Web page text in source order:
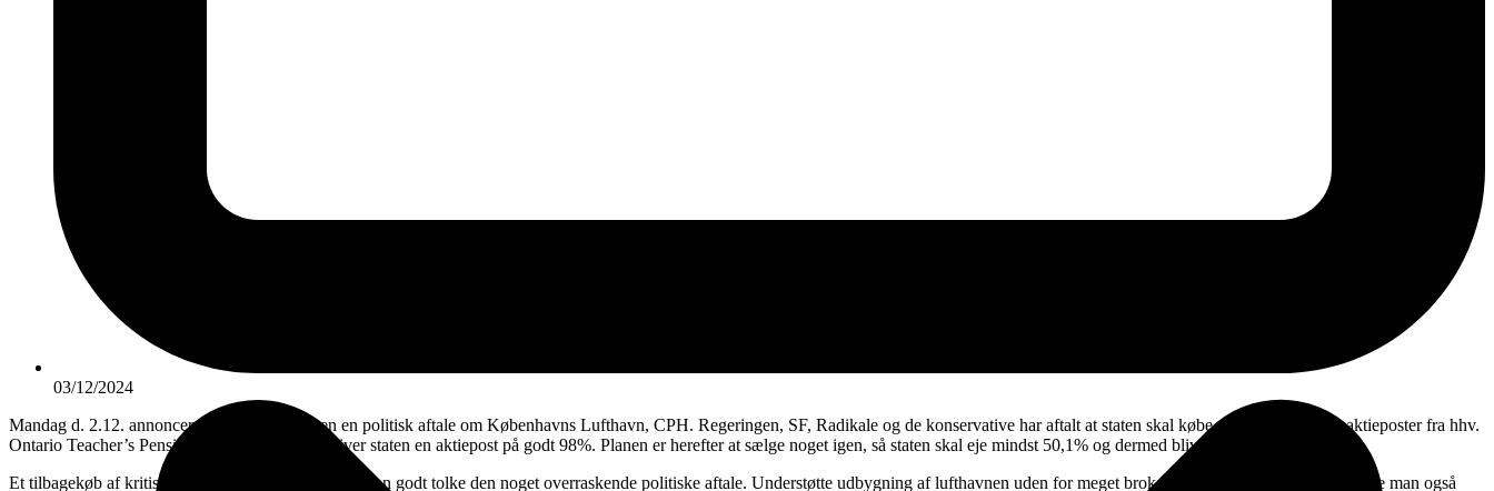
03/12/2024
Mandag d. 2.12. annoncerede finansministeren en politisk aftale om Københavns Lufthavn, CPH. Regeringen, SF, Radikale og de konservative har aftalt at staten skal købe de to store private aktieposter fra hhv.
Ontario Teacher’s Pension Fund og ATP. Det giver staten en aktiepost på godt 98%. Planen er herefter at sælge noget igen, så staten skal eje mindst 50,1% og dermed blive en bestemmende ejer.
Et tilbagekøb af kritisk infrastruktur. Sådan kunne man godt tolke den noget overraskende politiske aftale. Understøtte udbygning af lufthavnen uden for meget brok fra klimatosser og naboer kunne man også